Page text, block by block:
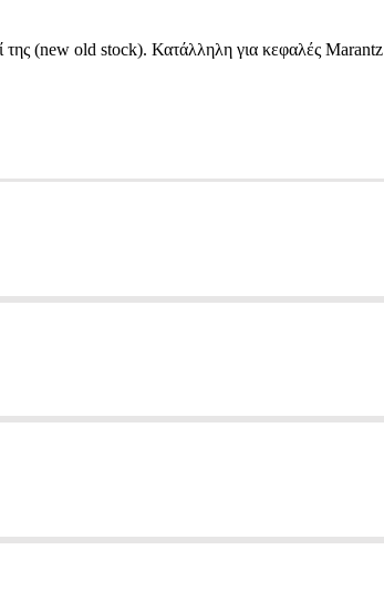
της (new old stock). Κατάλληλη για κεφαλές Marantz